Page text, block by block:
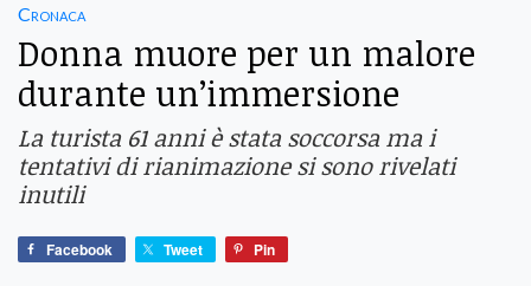
Cronaca
Donna muore per un malore
durante un’immersione
La turista 61 anni è stata soccorsa ma i
tentativi di rianimazione si sono rivelati
inutili
Facebook Tweet Pin